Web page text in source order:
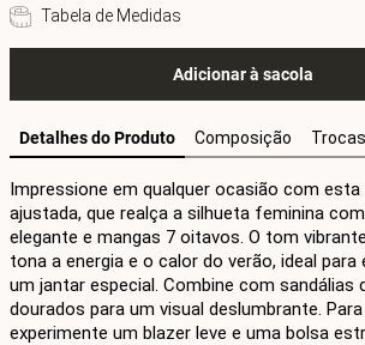
Tabela de Medidas
Adicionar à sacola
Detalhes do Produto Composição
Impressione em qualquer ocasião com
ajustada, que realça a silhueta feminina
elegante e mangas 7 oitavos. O tom
tona a energia e o calor do verão, ideal
um jantar especial. Combine com sandálias
dourados para um visual deslumbrante.
experimente um blazer leve e uma bolsa